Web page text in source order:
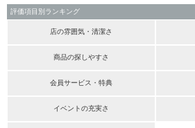
評価項目別ランキング
店の雰囲気・清潔さ
商品の探しやすさ
会員サービス・特典
イベントの充実さ